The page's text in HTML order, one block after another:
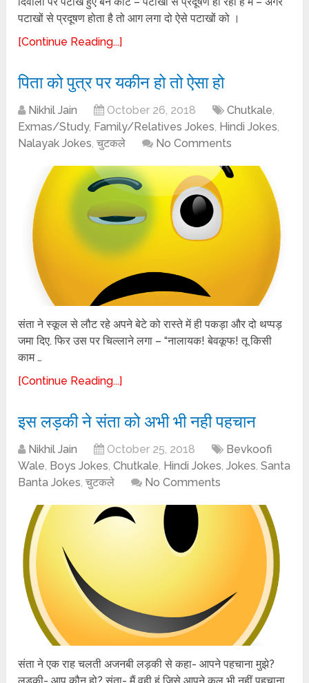
पटाखों से प्रदूषण होता है तो आग लगा दो ऐसे पटाखों को ।
[Continue Reading...]
पिता को पुत्र पर यकीन हो तो ऐसा हो
Nikhil Jain October 26, 2018 Chutkale,
Exmas/Study, Family/Relatives Jokes, Hindi Jokes,
Nalayak Jokes,चुटकले No Comments
संता ने स्कूल से लौट रहे अपने बेटे को रास्ते में ही पकड़ा और दो थप्पड़
जमा दिए. फिर उस पर चिल्लाने लगा – “नालायक! बेवकूफ! तू किसी
काम …
[Continue Reading...]
इस लड़की ने संता को अभी भी नही पहचान
Nikhil Jain October 25, 2018
Bevkoofi
Wale, Boys Jokes,Chutkale, Hindi Jokes,Jokes,Santa
Banta Jokes,चुटकले No Comments
संता ने एक राह चलती अजनबी लड़की से कहा- आपने पहचाना मुझे?